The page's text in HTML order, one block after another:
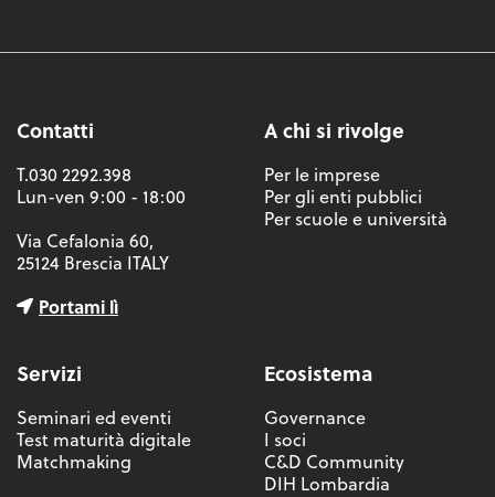
Contatti
T.030 2292.398
Lun-ven 9:00 - 18:00
Via Cefalonia 60,
25124 Brescia ITALY
Portami lì
A chi si rivolge
Per le imprese
Per gli enti pubblici
Per scuole e università
Servizi
Seminari ed eventi
Test maturità digitale
Matchmaking
Ecosistema
Governance
I soci
C&D Community
DIH Lombardia